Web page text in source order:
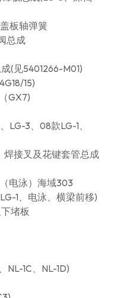
板轴弹簧
总成
(见5401266-M01)
15)
GX7)
LG-3、08款LG-1、
焊接叉及花键套管总成
电泳）海域303
1、电泳、横梁前移)
堵板
NL-1C、NL-1D)